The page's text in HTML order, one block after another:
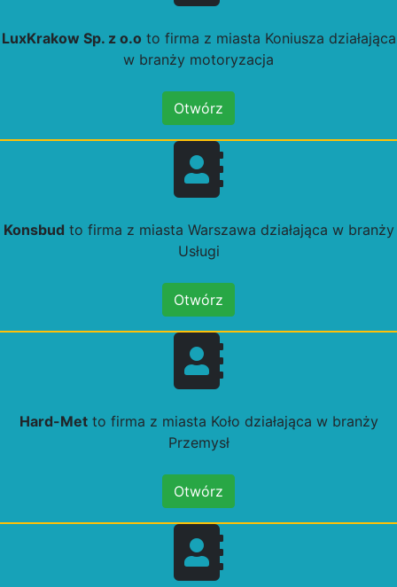
LuxKrakow Sp. z o.o to firma z miasta Koniusza działająca
w branży motoryzacja
Otwórz
Konsbud to firma z miasta Warszawa działająca w branży
Usługi
Otwórz
Hard-Metto firma z miasta Koło działająca w branży
Przemysł
Otwórz